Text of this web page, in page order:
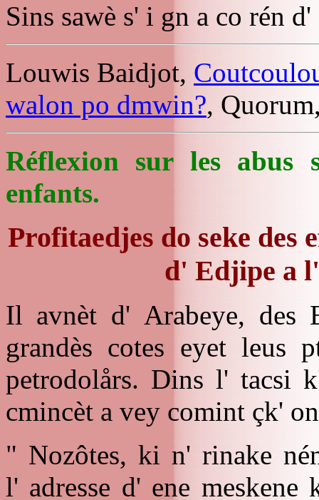
Sins sawè s' i gn a co rén
Louwis Baidjot,
walon po dmwin?,
Réflexion sur les abus
enfants.
Profitaedjes do seke des
d' Edjipe a
Il avnèt d' Arabeye, des
grandès cotes eyet leus
petrodolårs. Dins l' tacsi
cmincèt a vey comint çk'
" Nozôtes, ki n' rinake
l' adresse d' ene